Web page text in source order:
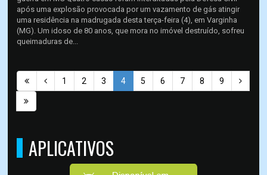
após uma explosão provocada por um vazamento de gás atingir
uma residência na madrugada desta terça-feira (4), em Varginha
(MG). Um idoso de 80 anos, que mora no imóvel destruído, sofreu
queimaduras de...
1 2 3 4 5 6 7 8 9
APLICATIVOS